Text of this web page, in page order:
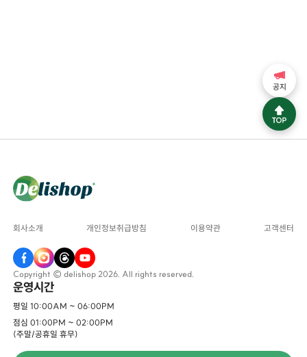
회사소개 개인정보취급방침 이용약관 고객센터
Copyright © delishop 2026. All rights reserved.
운영시간
평일 10:00AM ~ 06:00PM
점심 01:00PM ~ 02:00PM
(주말/공휴일 휴무)
공지